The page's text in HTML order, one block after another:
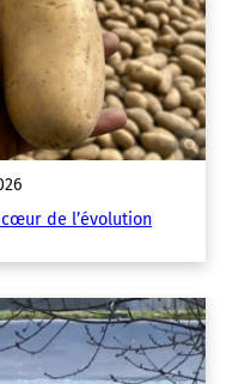
de l’évolution